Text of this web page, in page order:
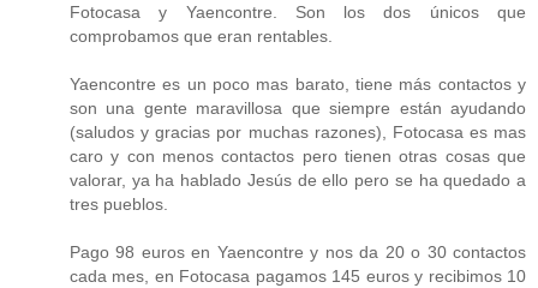
Fotocasa y Yaencontre. Son los dos únicos que
comprobamos que eran rentables.
Yaencontre es un poco mas barato, tiene más contactos y
son una gente maravillosa que siempre están ayudando
(saludos y gracias por muchas razones), Fotocasa es mas
caro y con menos contactos pero tienen otras cosas que
valorar, ya ha hablado Jesús de ello pero se ha quedado a
tres pueblos.
Pago 98 euros en Yaencontre y nos da 20 o 30 contactos
cada mes, en Fotocasa pagamos 145 euros y recibimos 10